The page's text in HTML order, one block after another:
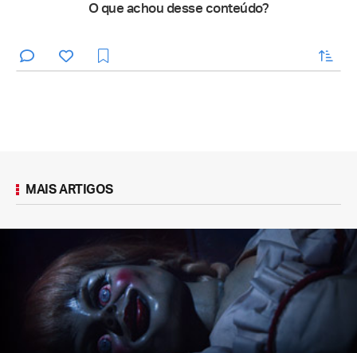
O que achou desse conteúdo?
enviar
MAIS ARTIGOS